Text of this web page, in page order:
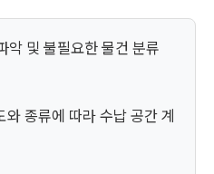
악 및 불필요한 물건 분류
종류에 따라 수납 공간 계